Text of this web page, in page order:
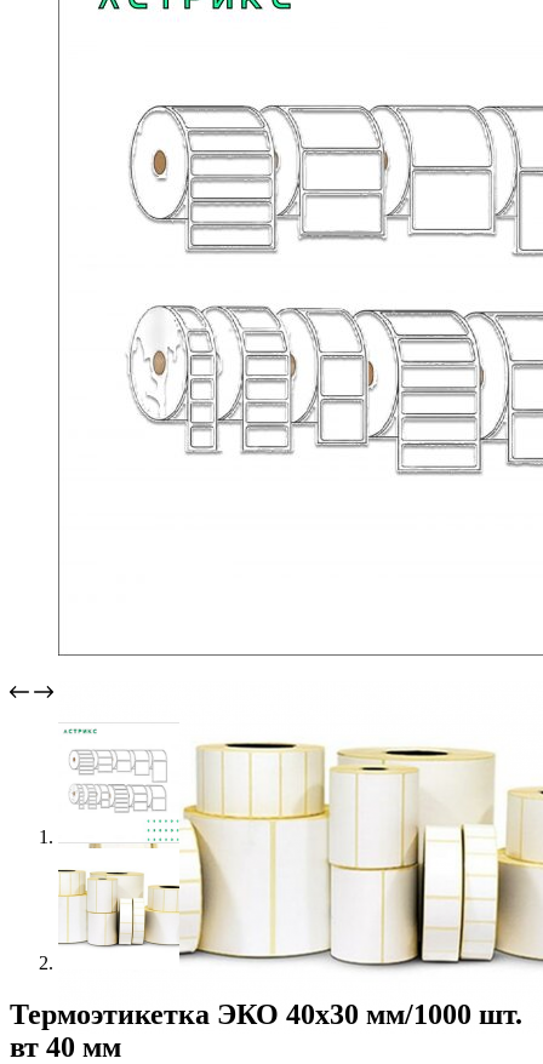
Термоэтикетка ЭКО 40х30 мм/1000 шт.
вт 40 мм